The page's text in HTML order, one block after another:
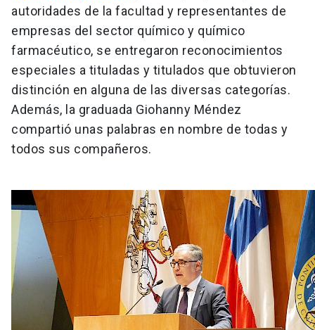
autoridades de la facultad y representantes de
empresas del sector químico y químico
farmacéutico, se entregaron reconocimientos
especiales a tituladas y titulados que obtuvieron
distinción en alguna de las diversas categorías.
Además, la graduada Giohanny Méndez
compartió unas palabras en nombre de todas y
todos sus compañeros.